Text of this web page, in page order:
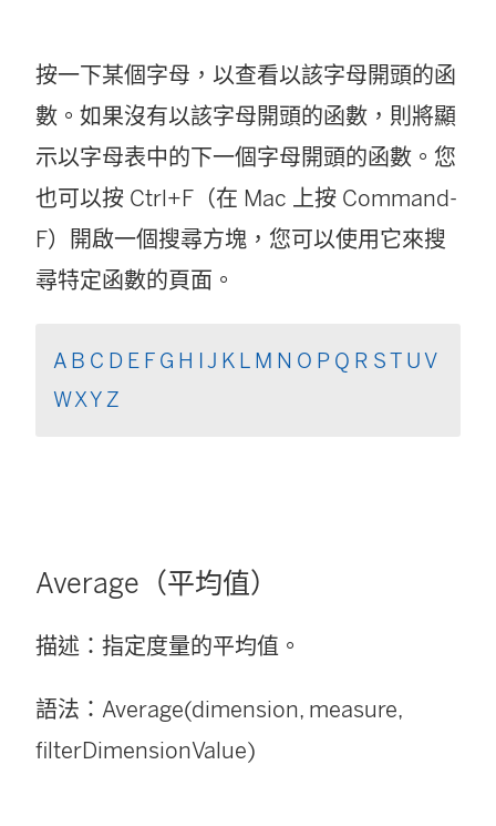
)
按一下某個字母，以查看以該字母開頭的函
數。如果沒有以該字母開頭的函數，則將顯
示以字母表中的下一個字母開頭的函數。您
也可以按 Ctrl+F（在 Mac 上按 Command-
F）開啟一個搜尋方塊，您可以使用它來搜
尋特定函數的頁面。
A B C D E F G H IJ K L M N O P Q R ST UV
WXYZ
Average（平均值）
描述：指定度量的平均值。
語法：Average(dimension, measure,
filterDimensionValue)